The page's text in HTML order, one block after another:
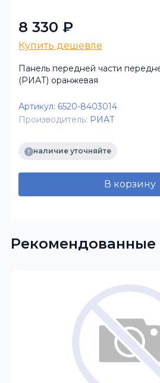
8 330 ₽
Купить дешевле
Панель передней части
(РИАТ) оранжевая
Артикул: 6520-8403014
Производитель: РИАТ
наличие уточняйте
В корзину
Рекомендованные